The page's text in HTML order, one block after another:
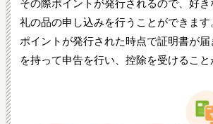
その際ポイントが発行されるので、好
礼の品の申し込みを行うことができます
ポイントが発行された時点で証明書が
を持って申告を行い、控除を受けること